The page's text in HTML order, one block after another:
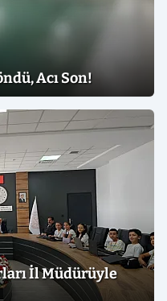
Acı Son!
İl Müdürüyle